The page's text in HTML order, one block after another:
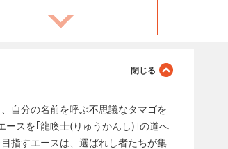
自分の名前を呼ぶ不思議なタマゴを
ースを｢龍喚士(りゅうかんし)｣の道へ
指すエースは、選ばれし者たちが集